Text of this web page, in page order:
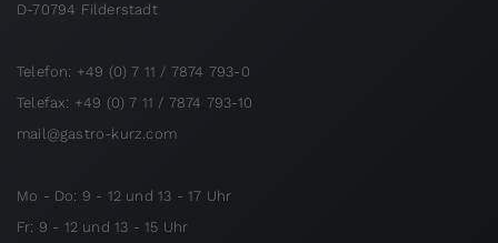
D-70794 Filderstadt
Telefon: +49 (0) 7 11 / 7874 793-0
Telefax: +49 (0) 7 11 / 7874 793-10
mail@gastro-kurz.com
Mo - Do: 9 - 12 und 13 - 17 Uhr
Fr: 9 - 12 und 13 - 15 Uhr